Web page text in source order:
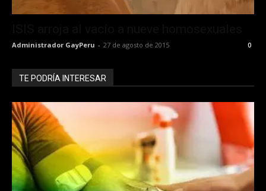
Administrador GayPeru - 27 de agosto de 2015 0
TE PODRÍA INTERESAR